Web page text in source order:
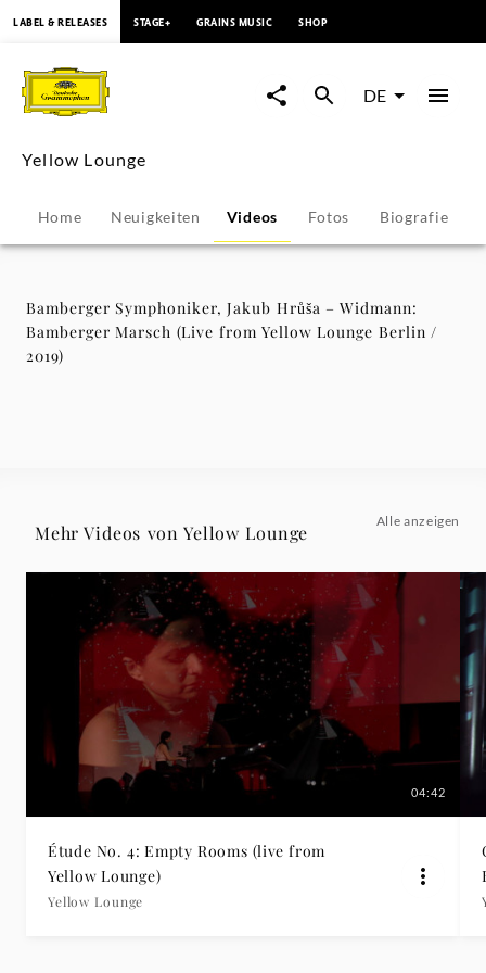
Bamberger
Symphoniker,
Jakub
Hrůša
–
Widmann:
Bamberger
from
Yellow
Lounge
Berlin
2019)
Yellow
LABEL & RELEASES STAGE+ GRAINS MUSIC SHOP
DE
Yellow Lounge
Home Neuigkeiten Videos Fotos Biografie
Bamberger Symphoniker, Jakub Hrůša – Widmann:
Bamberger Marsch (Live from Yellow Lounge Berlin /
2019)
Mehr Videos von Yellow Lounge
Alle anzeigen
04:42
Étude No. 4: Empty Rooms (live from
Yellow Lounge)
Yellow Lounge